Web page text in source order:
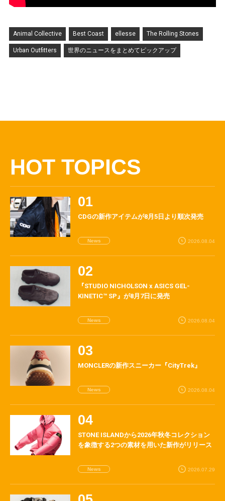
Animal Collective Best Coast ellesse The Rolling Stones
Urban Outfitters 世界のニュースをまとめてピックアップ
HOT TOPICS
CDGの新作アイテムが8月5日より順次発売
News 2026.08.04
『STUDIO NICHOLSON x ASICS GEL-
KINETIC™ SP』が8月7日に発売
News 2026.08.04
MONCLERの新作スニーカー『CityTrek』
News 2026.08.04
STONE ISLANDから2026年秋冬コレクション
を象徴する2つの素材を用いた新作がリリース
News 2026.07.29